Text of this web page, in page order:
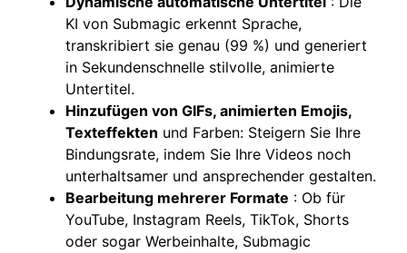
KI von Submagic erkennt Sprache,
transkribiert sie genau (99 %) und generiert
in Sekundenschnelle stilvolle, animierte
Untertitel.
Hinzufügen von GIFs, animierten Emojis,
Texteffekten und Farben: Steigern Sie Ihre
Bindungsrate, indem Sie Ihre Videos noch
unterhaltsamer und ansprechender gestalten.
Bearbeitung mehrerer Formate : Ob für
YouTube, Instagram Reels, TikTok, Shorts
oder sogar Werbeinhalte, Submagic